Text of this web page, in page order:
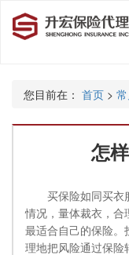
您目前在： 首页 >
怎
买保险如同买衣服
情况，量体裁衣，合
最适合自己的保险。
理地把风险通过保险